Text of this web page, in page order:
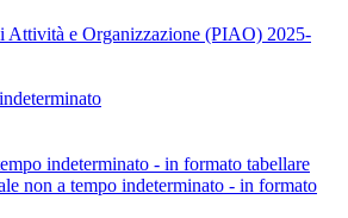
Attività e Organizzazione (PIAO) 2025-
indeterminato - in formato tabellare
non a tempo indeterminato - in formato